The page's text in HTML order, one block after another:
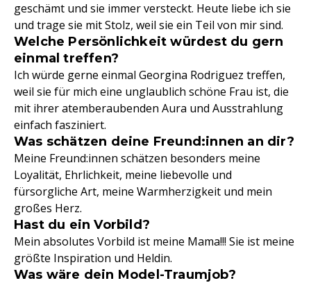
geschämt und sie immer versteckt. Heute liebe ich sie
und trage sie mit Stolz, weil sie ein Teil von mir sind.
Welche Persönlichkeit würdest du gern
einmal treffen?
Ich würde gerne einmal Georgina Rodriguez treffen,
weil sie für mich eine unglaublich schöne Frau ist, die
mit ihrer atemberaubenden Aura und Ausstrahlung
einfach fasziniert.
Was schätzen deine Freund:innen an dir?
Meine Freund:innen schätzen besonders meine
Loyalität, Ehrlichkeit, meine liebevolle und
fürsorgliche Art, meine Warmherzigkeit und mein
großes Herz.
Hast du ein Vorbild?
Mein absolutes Vorbild ist meine Mama!!! Sie ist meine
größte Inspiration und Heldin.
Was wäre dein Model-Traumjob?